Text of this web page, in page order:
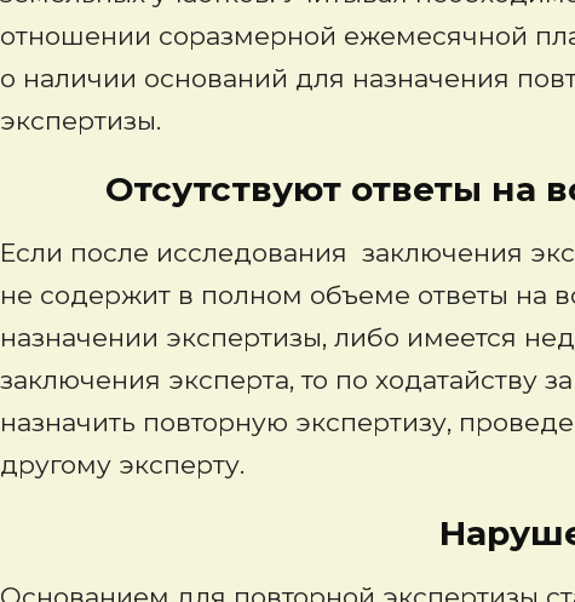
отношении соразмерной ежемесячной
о наличии оснований для назначения
экспертизы.
Отсутствуют ответы на
Если после исследования заключения
не содержит в полном объеме ответы на
назначении экспертизы, либо имеется
заключения эксперта, то по ходатайству
назначить повторную экспертизу,
другому эксперту.
Нарушение